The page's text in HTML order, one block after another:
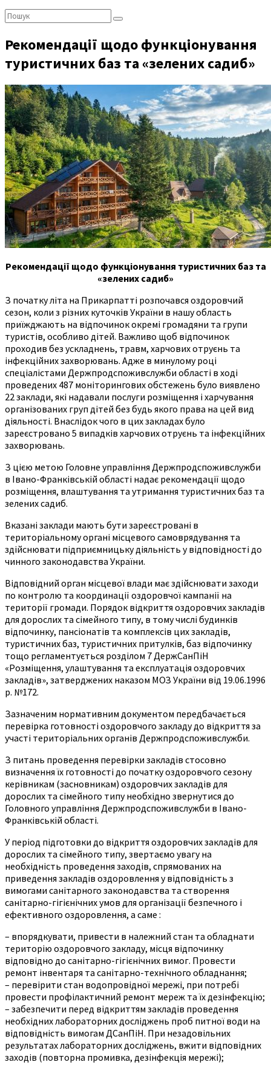
Пошук:
Рекомендації щодо функціонування
туристичних баз та «зелених садиб»
Рекомендації щодо функціонування туристичних баз та
«зелених садиб»
З початку літа на Прикарпатті розпочався оздоровчий
сезон, коли з різних куточків України в нашу область
приїжджають на відпочинок окремі громадяни та групи
туристів, особливо дітей. Важливо щоб відпочинок
проходив без ускладнень, травм, харчових отруєнь та
інфекційних захворювань. Адже в минулому році
спеціалістами Держпродспоживслужби області в ході
проведених 487 моніторингових обстежень було виявлено
22 заклади, які надавали послуги розміщення і харчування
організованих груп дітей без будь якого права на цей вид
діяльності. Внаслідок чого в цих закладах було
зареєстровано 5 випадків харчових отруєнь та інфекційних
захворювань.
З цією метою Головне управління Держпродспоживслужби
в Івано-Франківській області надає рекомендації щодо
розміщення, влаштування та утримання туристичних баз та
зелених садиб.
Вказані заклади мають бути зареєстровані в
територіальному органі місцевого самоврядування та
здійснювати підприємницьку діяльність у відповідності до
чинного законодавства України.
Відповідний орган місцевої влади має здійснювати заходи
по контролю та координації оздоровчої кампанії на
території громади. Порядок відкриття оздоровчих закладів
для дорослих та сімейного типу, в тому числі будинків
відпочинку, пансіонатів та комплексів цих закладів,
туристичних баз, туристичних притулків, баз відпочинку
тощо регламентується розділом 7 ДержСанПіН
«Розміщення, улаштування та експлуатація оздоровчих
закладів», затверджених наказом МОЗ України від 19.06.1996
р. №172.
Зазначеним нормативним документом передбачається
перевірка готовності оздоровчого закладу до відкриття за
участі територіальних органів Держпродспоживслужби.
З питань проведення перевірки закладів стосовно
визначення їх готовності до початку оздоровчого сезону
керівникам (засновникам) оздоровчих закладів для
дорослих та сімейного типу необхідно звернутися до
Головного управління Держпродспоживслужби в Івано-
Франківській області.
У період підготовки до відкриття оздоровчих закладів для
дорослих та сімейного типу, звертаємо увагу на
необхідність проведення заходів, спрямованих на
приведення закладів оздоровлення у відповідність з
вимогами санітарного законодавства та створення
санітарно-гігієнічних умов для організації безпечного і
ефективного оздоровлення, а саме :
– впорядкувати, привести в належний стан та обладнати
територію оздоровчого закладу, місця відпочинку
відповідно до санітарно-гігієнічних вимог. Провести
ремонт інвентаря та санітарно-технічного обладнання;
– перевірити стан водопровідної мережі, при потребі
провести профілактичний ремонт мереж та їх дезінфекцію;
– забезпечити перед відкриттям закладів проведення
необхідних лабораторних досліджень проб питної води на
відповідність вимогам ДСанПіН. При незадовільних
результатах лабораторних досліджень, вжити відповідних
заходів (повторна промивка, дезінфекція мережі);